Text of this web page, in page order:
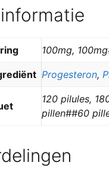
100mg,
Progesteron,
120 pilules,
pillen##60